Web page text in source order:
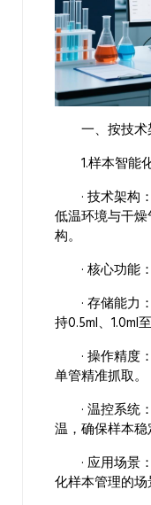
一、按技术
1.样本智能
· 技术架构：
低温环境与干
构。
· 核心功能：
· 存储能力：
持0.5ml、1.0ml
· 操作精度：
单管精准抓取。
· 温控系统：
温，确保样本稳
· 应用场景
化样本管理的场